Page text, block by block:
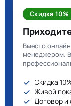
Скидка 10%
Вместо
менеджером.
Скидка
Живой
Договор и